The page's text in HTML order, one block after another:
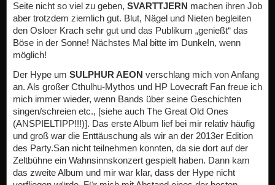
Seite nicht so viel zu geben, SVARTTJERN machen ihren Job
aber trotzdem ziemlich gut. Blut, Nägel und Nieten begleiten
den Osloer Krach sehr gut und das Publikum „genießt“ das
Böse in der Sonne! Nächstes Mal bitte im Dunkeln, wenn
möglich!
Der Hype um SULPHUR AEON verschlang mich von Anfang
an. Als großer Cthulhu-Mythos und HP Lovecraft Fan freue ich
mich immer wieder, wenn Bands über seine Geschichten
singen/schreien etc., [siehe auch The Great Old Ones
(ANSPIELTIPP!!!)]. Das erste Album lief bei mir relativ häufig
und groß war die Enttäuschung als wir an der 2013er Edition
des Party.San nicht teilnehmen konnten, da sie dort auf der
Zeltbühne ein Wahnsinnskonzert gespielt haben. Dann kam
das zweite Album und mir war klar, dass der Hype nicht